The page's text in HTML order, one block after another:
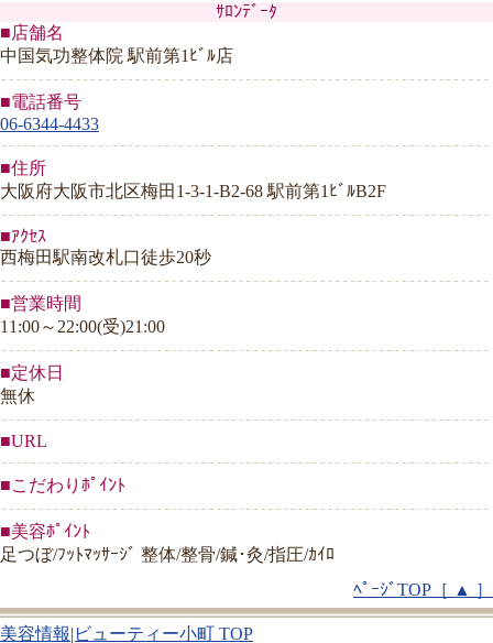
ｻﾛﾝﾃﾞｰﾀ
■店舗名
中国気功整体院 駅前第1ﾋﾞﾙ店
■電話番号
06-6344-4433
■住所
大阪府大阪市北区梅田1-3-1-B2-68 駅前第1ﾋﾞﾙB2F
■ｱｸｾｽ
西梅田駅南改札口徒歩20秒
■営業時間
11:00～22:00(受)21:00
■定休日
無休
■URL
■こだわりﾎﾟｲﾝﾄ
■美容ﾎﾟｲﾝﾄ
足つぼ/ﾌｯﾄﾏｯｻｰｼﾞ 整体/整骨/鍼･灸/指圧/ｶｲﾛ
ﾍﾟｰｼﾞTOP［ ▲ ］
美容情報|ビューティー小町 TOP